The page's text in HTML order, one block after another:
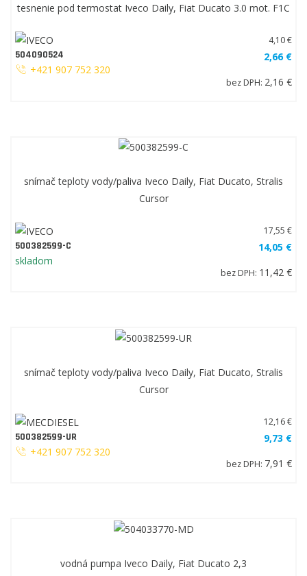
tesnenie pod termostat Iveco Daily, Fiat Ducato 3.0 mot. F1C
504090524
+421 907 752 320
4,10 €
2,66 €
bez DPH: 2,16 €
snímač teploty vody/paliva Iveco Daily, Fiat Ducato, Stralis
Cursor
500382599-C
skladom
17,55 €
14,05 €
bez DPH: 11,42 €
snímač teploty vody/paliva Iveco Daily, Fiat Ducato, Stralis
Cursor
500382599-UR
+421 907 752 320
12,16 €
9,73 €
bez DPH: 7,91 €
vodná pumpa Iveco Daily, Fiat Ducato 2,3